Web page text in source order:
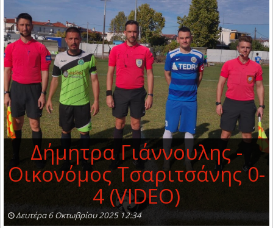
Δήμητρα Γιάννουλης -
Οικονόμος Τσαριτσάνης 0-
4 (VIDEO)
Δευτέρα 6 Οκτωβρίου 2025 12:34